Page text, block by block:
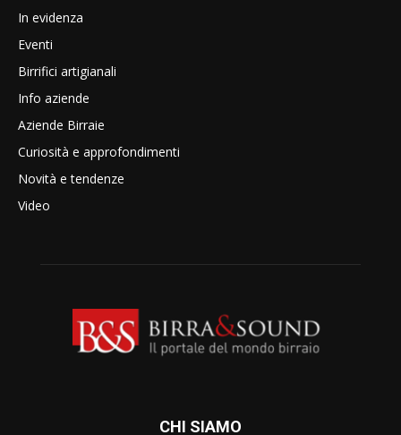
In evidenza
Eventi
Birrifici artigianali
Info aziende
Aziende Birraie
Curiosità e approfondimenti
Novità e tendenze
Video
CHI SIAMO